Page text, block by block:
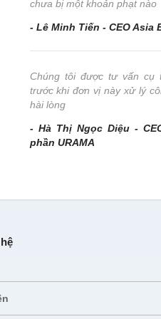
chưa bị một khoản phạt nào
- Lê Minh Tiến - CEO Asia
Chúng tôi được tư vấn cụ
trước khi đơn vị này xử lý
hài lòng
- Hà Thị Ngọc Diệu -
phần URAMA